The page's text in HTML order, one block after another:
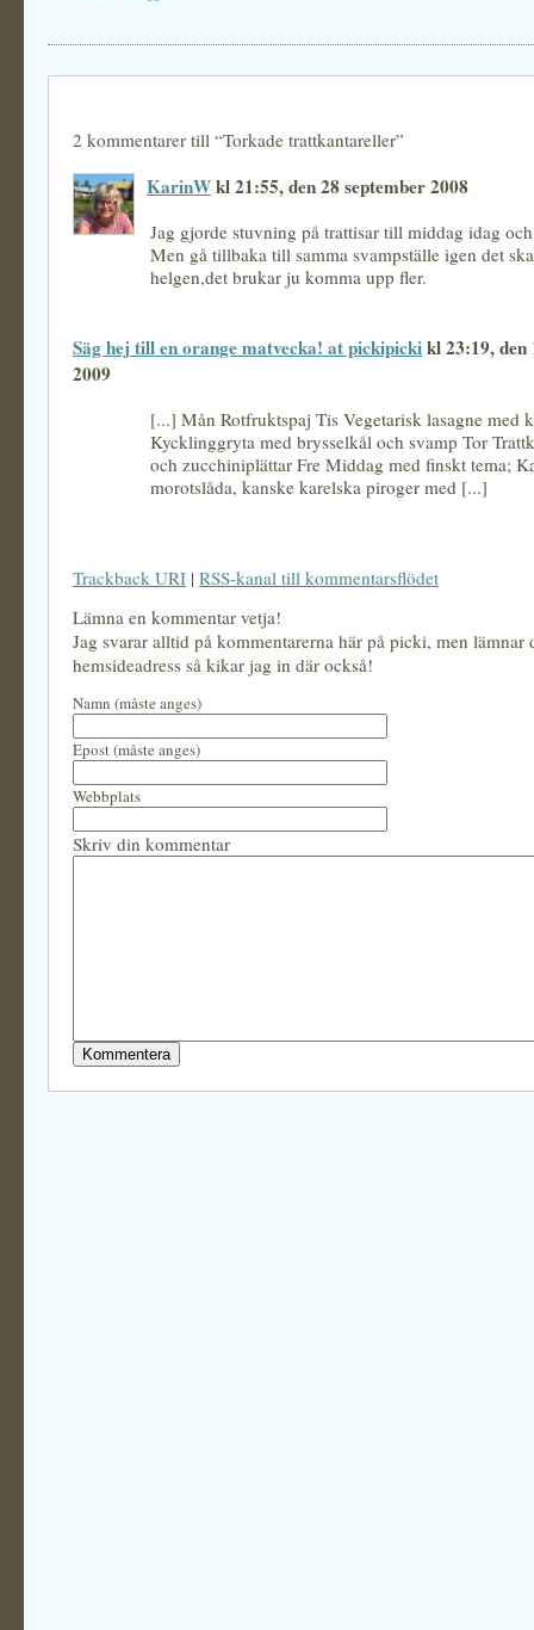
2 kommentarer till “Torkade trattkantareller”
KarinWkl 21:55, den 28 september 2008
Jag gjorde stuvning på trattisar till middag idag
Men gå tillbaka till samma svampställe igen det
helgen,det brukar ju komma upp fler.
Säg hej till en orange matvecka! at pickipickikl 23:19, den
2009
[...] Mån Rotfruktspaj Tis Vegetarisk lasagne med
Kycklinggryta med brysselkål och svamp Tor
och zucchiniplättar Fre Middag med finskt tema;
morotslåda, kanske karelska piroger med [...]
Trackback URI | RSS-kanal till kommentarsflödet
Lämna en kommentar vetja!
Jag svarar alltid på kommentarerna här på picki, men lämnar
hemsideadress så kikar jag in där också!
Namn (måste anges)
Epost (måste anges)
Webbplats
Skriv din kommentar